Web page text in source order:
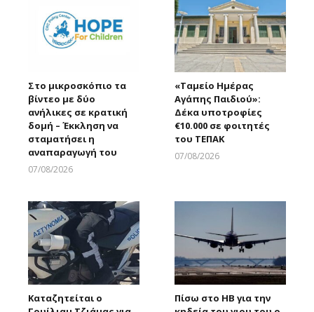
Στο μικροσκόπιο τα
βίντεο με δύο
ανήλικες σε κρατική
δομή – Έκκληση να
σταματήσει η
αναπαραγωγή του
07/08/2026
«Ταμείο Ημέρας
Αγάπης Παιδιού»:
Δέκα υποτροφίες
€10.000 σε φοιτητές
του ΤΕΠΑΚ
07/08/2026
Καταζητείται ο
Πίσω στο ΗΒ για την